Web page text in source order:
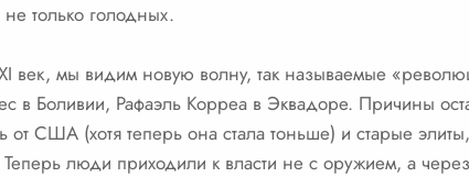
только голодных.
век, мы видим новую волну, так называемые
в Боливии, Рафаэль Корреа в Эквадоре. Причины
от США (хотя теперь она стала тоньше) и старые
Теперь люди приходили к власти не с оружием, а